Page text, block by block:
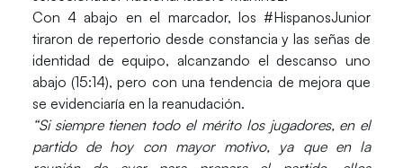
Con 4 abajo en el marcador, los #HispanosJunior
tiraron de repertorio desde constancia y las señas de
identidad de equipo, alcanzando el descanso uno
abajo (15:14), pero con una tendencia de mejora que
se evidenciaría en la reanudación.
“Si siempre tienen todo el mérito los jugadores, en el
partido de hoy con mayor motivo, ya que en la